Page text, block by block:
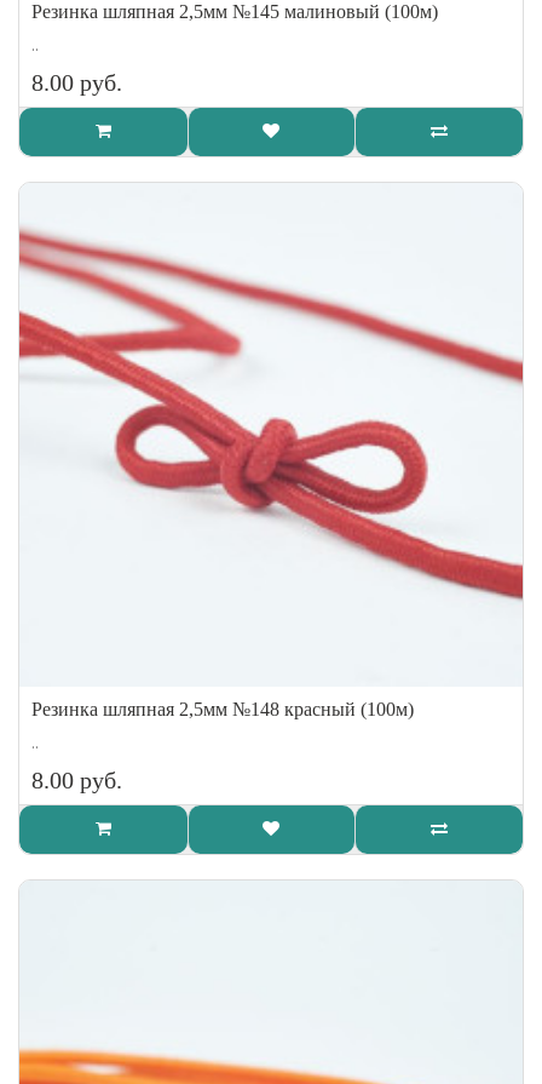
Резинка шляпная 2,5мм №145 малиновый (100м)
..
8.00 руб.
Резинка шляпная 2,5мм №148 красный (100м)
..
8.00 руб.